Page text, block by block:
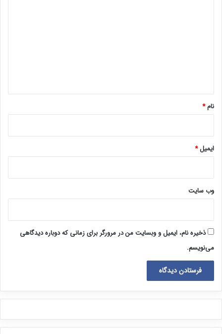
نام*
ایمیل*
وب‌ سایت
ذخیره نام، ایمیل و وبسایت من در مرورگر برای زمانی که دوباره دیدگاهی
می‌نویسم.